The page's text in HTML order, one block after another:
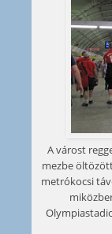
A várost
mezbe
metrókocsi